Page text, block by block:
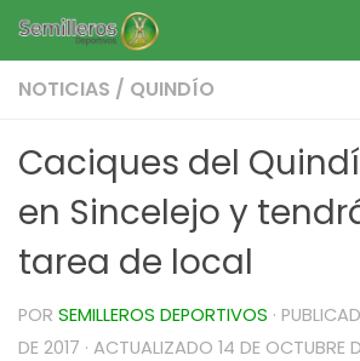
Saltar al contenido
NOTICIAS / QUINDÍO
Caciques del
en Sincelejo y
tarea de local
POR SEMILLEROS DEPORTIVOS ·
DE 2017 · ACTUALIZADO 14 DE OCTUBRE